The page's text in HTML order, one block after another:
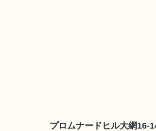
プロムナードヒル大網